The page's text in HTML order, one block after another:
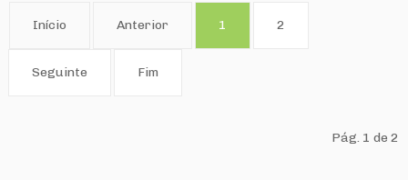
Início Anterior 1 2
Seguinte Fim
Pág. 1 de 2